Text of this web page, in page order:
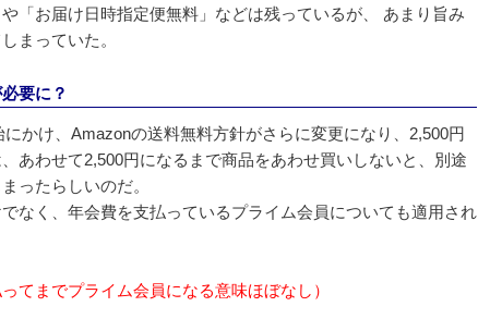
「お届け日時指定便無料」などは残っているが、 あまり旨み
まっていた。
要に？
かけ、Amazonの送料無料方針がさらに変更になり、2,500円
あわせて2,500円になるまで商品をあわせ買いしないと、別途
ったらしいのだ。
なく、年会費を支払っているプライム会員についても適用され
てまでプライム会員になる意味ほぼなし）